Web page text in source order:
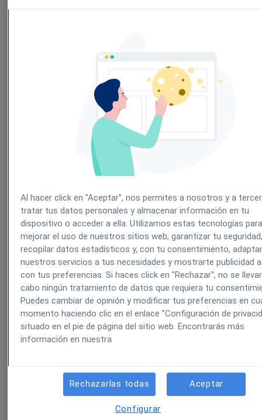
texto que queremos que aparezca en el justificante.
Esto lo haremos desde CONFIGURACIÓN >
JUSTIFICANTE CITA:
Aquí podemos editar y poner la frase que queramos
que se imprima en el justificante de cita. El nombre
del cliente y la fecha de la cita se autocompletarán
Al hacer click en "Aceptar", nos permites a nosotros y a
tratar tus datos personales y almacenar información en tu
dispositivo o acceder a ella. Utilizamos estas tecnologías
mejorar el uso de nuestros sitios web, garantizar tu
recopilar datos estadísticos y, con tu consentimiento,
nuestros servicios a tus necesidades y mostrarte publicidad
con tus preferencias. Si haces click en "Rechazar", no se
cabo ningún tratamiento de datos que requiera tu
Puedes cambiar de opinión y modificar tus preferencias en
momento haciendo clic en el enlace "Configuración de
situado en el pie de página del sitio web. Encontrarás más
información en nuestra
Rechazarlas todas Aceptar
Configurar